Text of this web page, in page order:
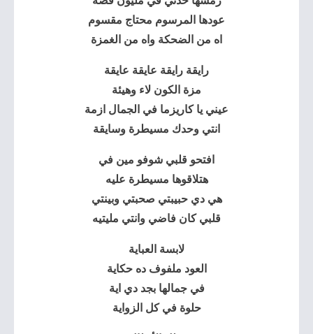
عودها المرسوم محتاج مقسوم
اه من الضحكة واه من الغمزة
رايقة رايقة عايقة عايقة
مزة الكون لاء وهيئة
عيني يا كاريزما في الجمال ازمة
انتي وحدك مسيطرة وسايقة
افتحو قلبي شوفو مين في
هتلاقوها مسيطرة عليه
هي دي حبيبتي صحبتي وبينتي
قلبي كان فاضي وانتي مليتيه
لابسة العباية
العود ملفوف ده حكاية
في جمالها بجد دي اية
حلوة في كل الزواية